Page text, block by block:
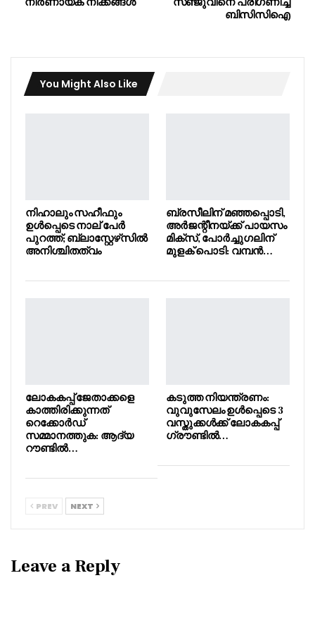
ബിസിസിഐ
You Might Also Like
നിഹാലും സഹീഫും
ഉൾപ്പെടെ നാല് പേർ
പുറത്ത്; ബ്ലാസ്റ്റേഴ്‌സിൽ
അനിശ്ചിതത്വം
ബ്രസീലിന് മഞ്ഞപ്പൊടി,
അർജന്റീനയ്ക്ക് പായസം
മിക്സ്, പോർച്ചുഗലിന്
മുളക് പൊടി: വമ്പൻ…
ലോകകപ്പ് ജേതാക്കളെ
കാത്തിരിക്കുന്നത്
റെക്കോർഡ്
സമ്മാനത്തുക: ആദ്യ
റൗണ്ടിൽ…
കടുത്ത നിയന്ത്രണം:
വുവുസേലം ഉൾപ്പെടെ 3
വസ്തുക്കൾക്ക് ലോകകപ്പ്
ഗ്രൗണ്ടിൽ…
PREV NEXT
Leave a Reply